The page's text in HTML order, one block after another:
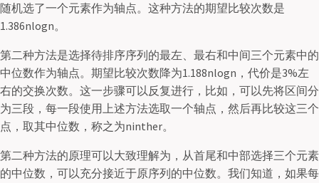
随机选了一个元素作为轴点。这种方法的期望比较次数是
1.386nlogn。
第二种方法是选择待排序序列的最左、最右和中间三个元素中的
中位数作为轴点。期望比较次数降为1.188nlogn，代价是3%左
右的交换次数。这一步骤可以反复进行，比如，可以先将区间分
为三段，每一段使用上述方法选取一个轴点，然后再比较这三个
点，取其中位数，称之为ninther。
第二种方法的原理可以大致理解为，从首尾和中部选择三个元素
的中位数，可以充分接近于原序列的中位数。我们知道，如果每